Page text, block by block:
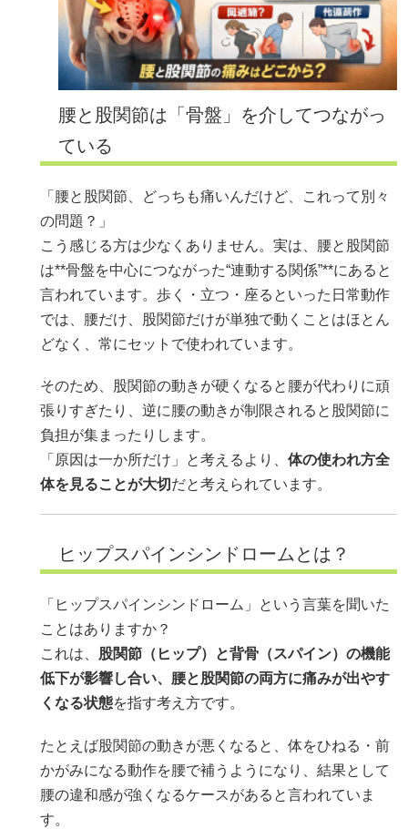
腰と股関節は「骨盤」を介してつながっ
ている
「腰と股関節、どっちも痛いんだけど、これって別々
の問題？」
こう感じる方は少なくありません。実は、腰と股関節
は**骨盤を中心につながった“連動する関係”**にあると
言われています。歩く・立つ・座るといった日常動作
では、腰だけ、股関節だけが単独で動くことはほとん
どなく、常にセットで使われています。
そのため、股関節の動きが硬くなると腰が代わりに頑
張りすぎたり、逆に腰の動きが制限されると股関節に
負担が集まったりします。
「原因は一か所だけ」と考えるより、 体の使われ方全
体を見ることが大切 だと考えられています。
ヒップスパインシンドロームとは？
「ヒップスパインシンドローム」という言葉を聞いた
ことはありますか？
これは、 股関節（ヒップ）と背骨（スパイン）の機能
低下が影響し合い、腰と股関節の両方に痛みが出やす
くなる状態を指す考え方です。
たとえば股関節の動きが悪くなると、体をひねる・前
かがみになる動作を腰で補うようになり、結果として
腰の違和感が強くなるケースがあると言われていま
す。